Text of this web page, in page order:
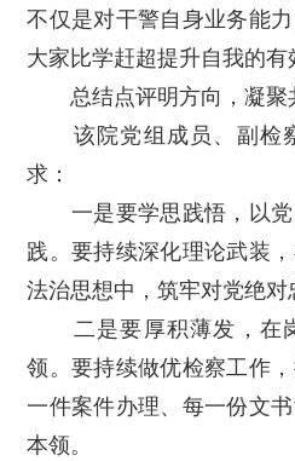
不仅是对干警自身业务能
大家比学赶超提升自我的有
总结点评明方向，凝聚
该院党组成员、副检
求：
一是要学思践悟，以党
践。要持续深化理论武装
法治思想中，筑牢对党绝对
二是要厚积薄发，在
领。要持续做优检察工作
一件案件办理、每一份文
本领。